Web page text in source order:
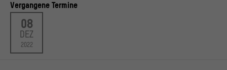
Vergangene Termine
08
DEZ
2022